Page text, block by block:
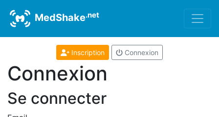
MedShake.net
Inscription Connexion
Connexion
Se connecter